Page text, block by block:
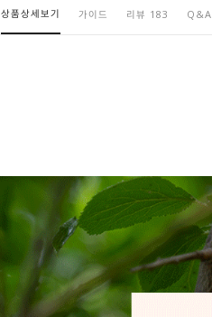
상품상세보기 가이드 리뷰 183 Q&A